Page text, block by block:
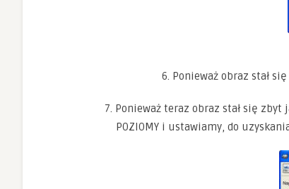
6. Ponieważ obraz stał
7. Ponieważ teraz obraz stał się zbyt
POZIOMY i ustawiamy, do